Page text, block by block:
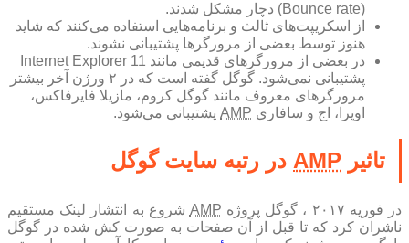
از اسکریپت‌های ثالث و برنامه‌هایی استفاده می‌کنند که شاید
هنوز توسط بعضی از مرورگر‌ها پشتیبانی نشوند.
در بعضی از مرورگر‌های قدیمی مانند Internet Explorer 11
پشتیبانی نمی‌شود. گوگل گفته است که در ۲ ورژن آخر بیشتر
مرورگر‌های معروف مانند گوگل کروم، مازیلا فایرفاکس،
اوپرا، اج و سافاریAMPپشتیبانی می‌شود.
تاثیر AMPدر رتبه سایت گوگل
در فوریه ۲۰۱۷ ، گوگل پروژه AMPشروع به انتشار لینک مستقیم
ناشران کرد که تا قبل از آن صفحات به صورت کش شده در گوگل